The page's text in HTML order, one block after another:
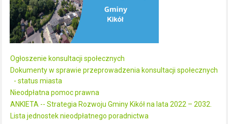
Ogłoszenie konsultacji społecznych
Dokumenty w sprawie przeprowadzenia konsultacji społecznych
- status miasta
Nieodpłatna pomoc prawna
ANKIETA -- Strategia Rozwoju Gminy Kikół na lata 2022 – 2032.
Lista jednostek nieodpłatnego poradnictwa